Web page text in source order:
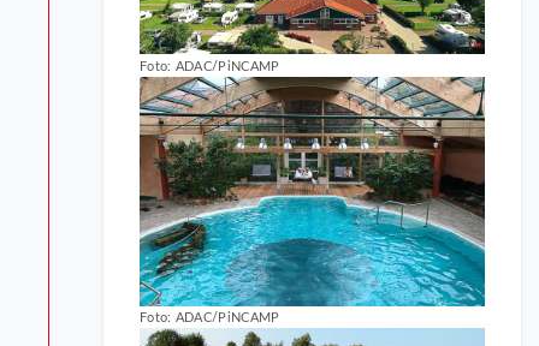
Foto: ADAC/PiNCAMP
Foto: ADAC/PiNCAMP